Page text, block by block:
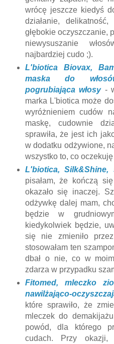
wrócę jeszcze kiedyś
działanie,
głębokie oczyszczanie,
niewysuszanie
najbardziej cudo ;).
L'biotica Biovax,
maska do
pogrubiająca włosy- w
marka L'biotica może
wyróżnieniem cudów
maskę, cudownie
sprawiła, że jest ich
w dodatku odżywione,
wszystko to, co
L'biotica, Silk&Shine,
pisałam, że kończą
okazało się inaczej.
odżywkę dalej mam,
będzie w
kiedykolwiek będzie,
się nie zmieniło
stosowałam ten
dbał o nie, co w
zdarza w przypadku
Fitomed, mleczko
nawilżająco-
które sprawiło, że
mleczek do
powód, dla którego
cudach. Przy okazji,